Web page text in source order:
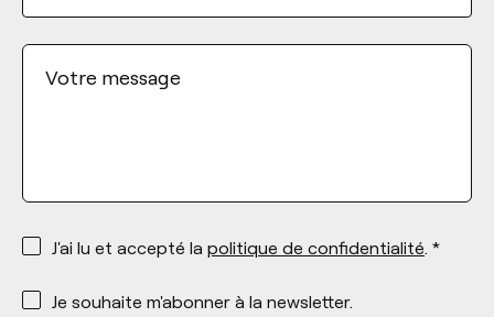
Votre message
*
J'ai lu et accepté la politique de confidentialité. *
*
Je souhaite m'abonner à la newsletter.